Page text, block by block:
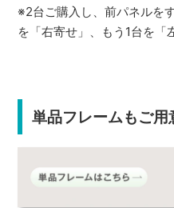
※2台ご購入し、前パネルを
を「右寄せ」、もう1台を「
単品フレームもご用